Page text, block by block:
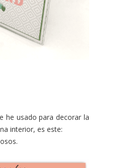
he usado para decorar la
interior, es este: